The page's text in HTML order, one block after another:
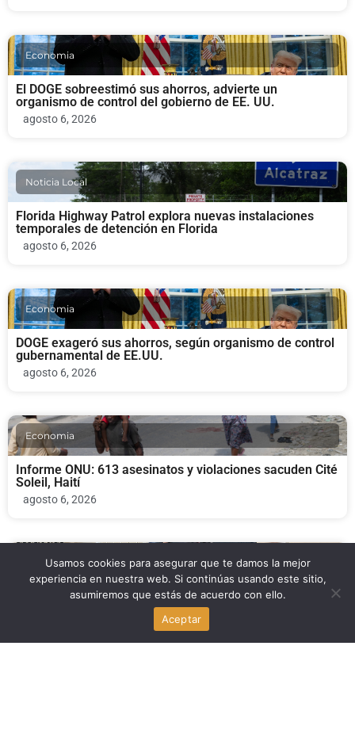
Economia
El DOGE sobreestimó sus ahorros, advierte un
organismo de control del gobierno de EE. UU.
agosto 6, 2026
Noticia Local
Florida Highway Patrol explora nuevas instalaciones
temporales de detención en Florida
agosto 6, 2026
Economia
DOGE exageró sus ahorros, según organismo de control
gubernamental de EE.UU.
agosto 6, 2026
Economia
Informe ONU: 613 asesinatos y violaciones sacuden Cité
Soleil, Haití
agosto 6, 2026
Economia
Byron Donalds y los impuestos a la propiedad: la medida
que genera debate en Florida
Usamos cookies para asegurar que te damos la mejor
experiencia en nuestra web. Si continúas usando este sitio,
asumiremos que estás de acuerdo con ello.
Aceptar